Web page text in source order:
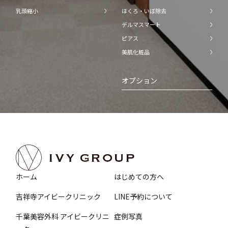
乳頭縮小
ほくろ・いぼ除去
デルマスマート
ピアス
美肌化粧品
オプション
ホーム
吉祥寺アイビークリニック
千葉美容外科 アイビークリニ
はじめての方へ
LINE予約について
症例写真